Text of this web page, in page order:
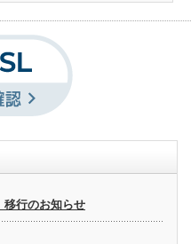
行のお知らせ